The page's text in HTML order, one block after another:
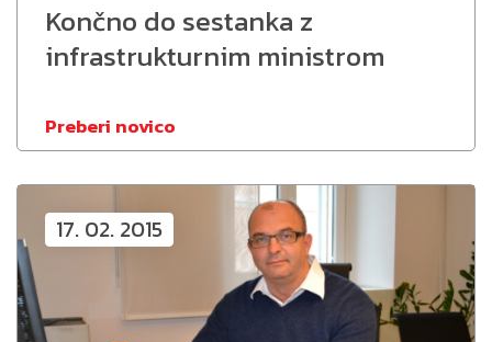
Končno do sestanka z
infrastrukturnim ministrom
Preberi novico
17. 02. 2015